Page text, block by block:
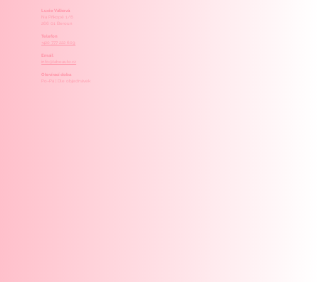
Lucie Válková
Na Příkopě 1/6
266 01 Beroun
Telefon
+420 777 222 609
Email
info@tabeaute.cz
Otevírací doba
Po–Pá | Dle objednávek